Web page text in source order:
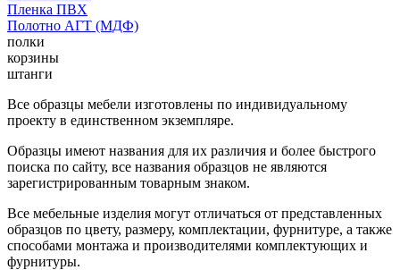
Пленка ПВХ
Полотно АГТ (МДФ)
полки
корзины
штанги
Все образцы мебели изготовлены по индивидуальному
проекту в единственном экземпляре.
Образцы имеют названия для их различия и более быстрого
поиска по сайту, все названия образцов не являются
зарегистрированным товарным знаком.
Все мебельные изделия могут отличаться от представленных
образцов по цвету, размеру, комплектации, фурнитуре, а также
способами монтажа и производителями комплектующих и
фурнитуры.